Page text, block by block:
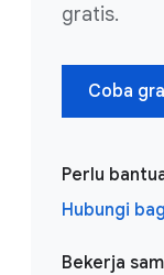
gratis.
Coba
Perlu
Hubungi
Bekerja